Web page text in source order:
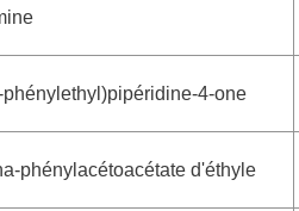
phénylethyl)pipéridine-4-one
phénylacétoacétate d'éthyle